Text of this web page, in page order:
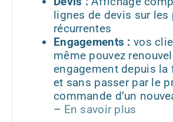
lignes de devis sur les
récurrentes
Engagements : vos
même pouvez
engagement depuis
et sans passer par le
commande d’un
– En savoir plus